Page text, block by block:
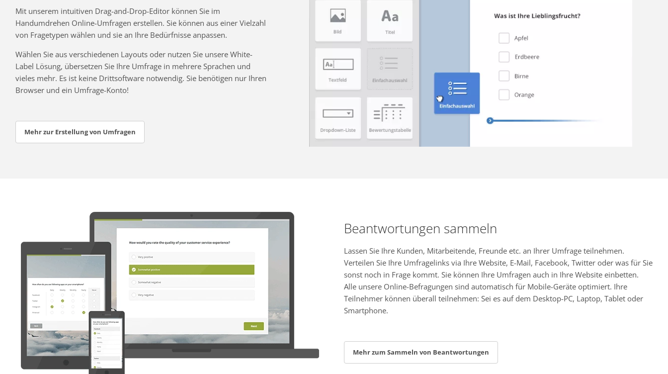
Mit unserem intuitiven Drag-and-Drop-Editor können Sie im
Handumdrehen Online-Umfragen erstellen. Sie können aus einer Vielzahl
von Fragetypen wählen und sie an Ihre Bedürfnisse anpassen.
Wählen Sie aus verschiedenen Layouts oder nutzen Sie unsere White-
Label Lösung, übersetzen Sie Ihre Umfrage in mehrere Sprachen und
vieles mehr. Es ist keine Drittsoftware notwendig. Sie benötigen nur Ihren
Browser und ein Umfrage-Konto!
Mehr zur Erstellung von Umfragen
Beantwortungen sammeln
Lassen Sie Ihre Kunden, Mitarbeitende, Freunde etc. an Ihrer Umfrage teilnehmen.
Verteilen Sie Ihre Umfragelinks via Ihre Website, E-Mail, Facebook, Twitter oder was für Sie
sonst noch in Frage kommt. Sie können Ihre Umfragen auch in Ihre Website einbetten.
Alle unsere Online-Befragungen sind automatisch für Mobile-Geräte optimiert. Ihre
Teilnehmer können überall teilnehmen: Sei es auf dem Desktop-PC, Laptop, Tablet oder
Smartphone.
Mehr zum Sammeln von Beantwortungen